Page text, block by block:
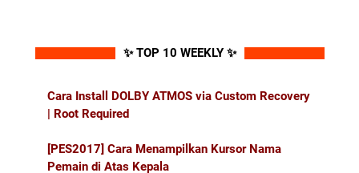
✨ TOP 10 WEEKLY ✨
Cara Install DOLBY ATMOS via Custom Recovery
| Root Required
[PES2017] Cara Menampilkan Kursor Nama
Pemain di Atas Kepala